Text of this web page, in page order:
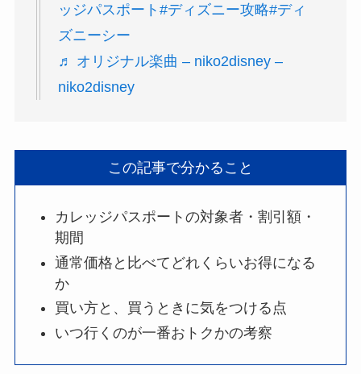
ッジパスポート #ディズニー攻略#ディ
ズニーシー
♬ オリジナル楽曲 – niko2disney –
niko2disney
この記事で分かること
カレッジパスポートの対象者・割引額・
期間
通常価格と比べてどれくらいお得になる
か
買い方と、買うときに気をつける点
いつ行くのが一番おトクかの考察